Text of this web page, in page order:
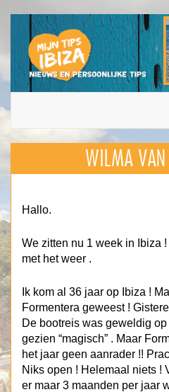
WILMA
Hallo.
We zitten nu 1 week in Ibiza
met het weer .
Ik kom al 36 jaar op Ibiza !
Formentera geweest !
De bootreis was geweldig
gezien “magisch” . Maar
het jaar geen aanrader !!
Niks open ! Helemaal niets !
er maar 3 maanden per jaar